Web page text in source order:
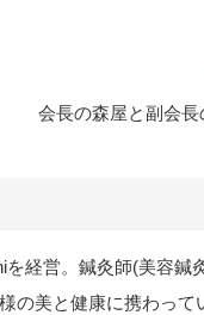
会長の森屋と副会
経営。鍼灸師(美容鍼
の美と健康に携わって